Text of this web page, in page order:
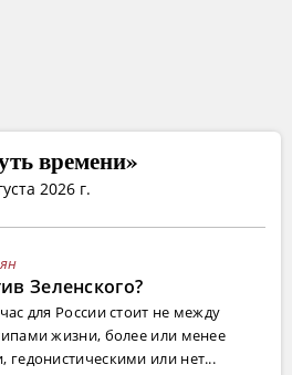
времени»
2026 г.
Зеленского?
для России стоит не между
жизни, более или менее
или нет...